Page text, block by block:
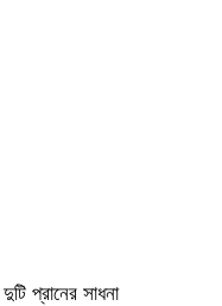
দুটি প্রানের সাধনা